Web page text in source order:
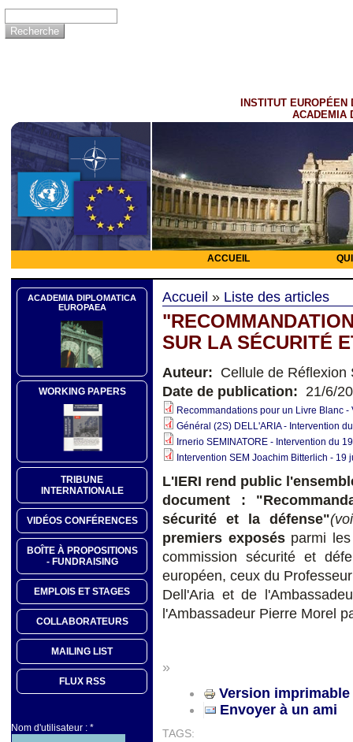
INSTITUT EUROPÉEN
ACADEMIA
ACCUEIL
ACADEMIA DIPLOMATICA
EUROPAEA
WORKING PAPERS
TRIBUNE
INTERNATIONALE
VIDÉOS CONFÉRENCES
BOÎTE À PROPOSITIONS
- FUNDRAISING
EMPLOIS ET STAGES
COLLABORATEURS
MAILING LIST
FLUX RSS
Nom d'utilisateur : *
Accueil » Liste des articles
SUR LA SÉCURITÉ
Auteur: Cellule de Réflexion
Date de publication: 21/6/
Recommandations pour un Livre Blanc -
Général (2S) DELL'ARIA - Intervention
Irnerio SEMINATORE - Intervention du
Intervention SEM Joachim Bitterlich - 19
L'IERI rend public
document :
sécurité et la défense"
premiers exposésparmi les
commission sécurité et
européen, ceux du
Dell'Aria et de
l'Ambassadeur Pierre Morel
»
Version imprimable
Envoyer à un ami
TAGS: